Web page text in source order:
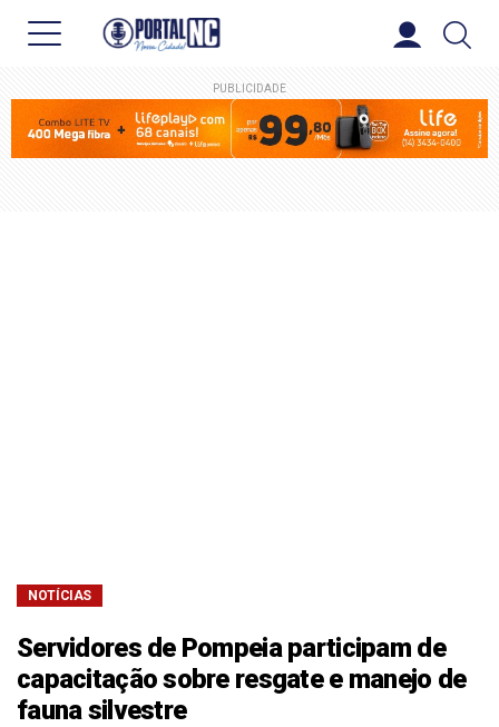
PUBLICIDADE
NOTÍCIAS
Servidores de Pompeia participam de
capacitação sobre resgate e manejo de
fauna silvestre